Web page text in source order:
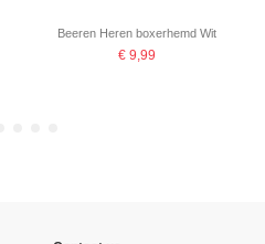
Beeren Heren boxerhemd Wit
€ 9,99